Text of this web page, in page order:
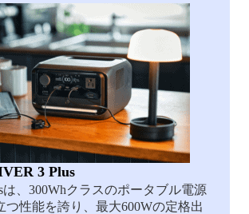
3 Plus
は、300Whクラスのポータブル電源
つ性能を誇り、最大600Wの定格出